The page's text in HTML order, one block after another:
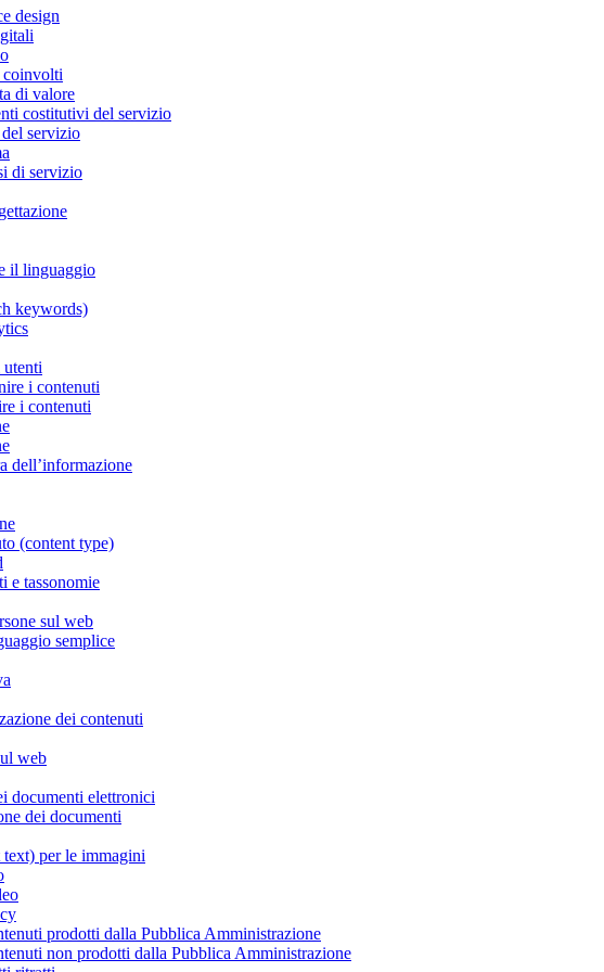
design
coinvolti
di valore
costitutivi del servizio
servizio
di servizio
il linguaggio
keywords)
i contenuti
i contenuti
dell’informazione
(content type)
e tassonomie
sul web
semplice
dei contenuti
web
documenti elettronici
dei documenti
per le immagini
prodotti dalla Pubblica Amministrazione
non prodotti dalla Pubblica Amministrazione